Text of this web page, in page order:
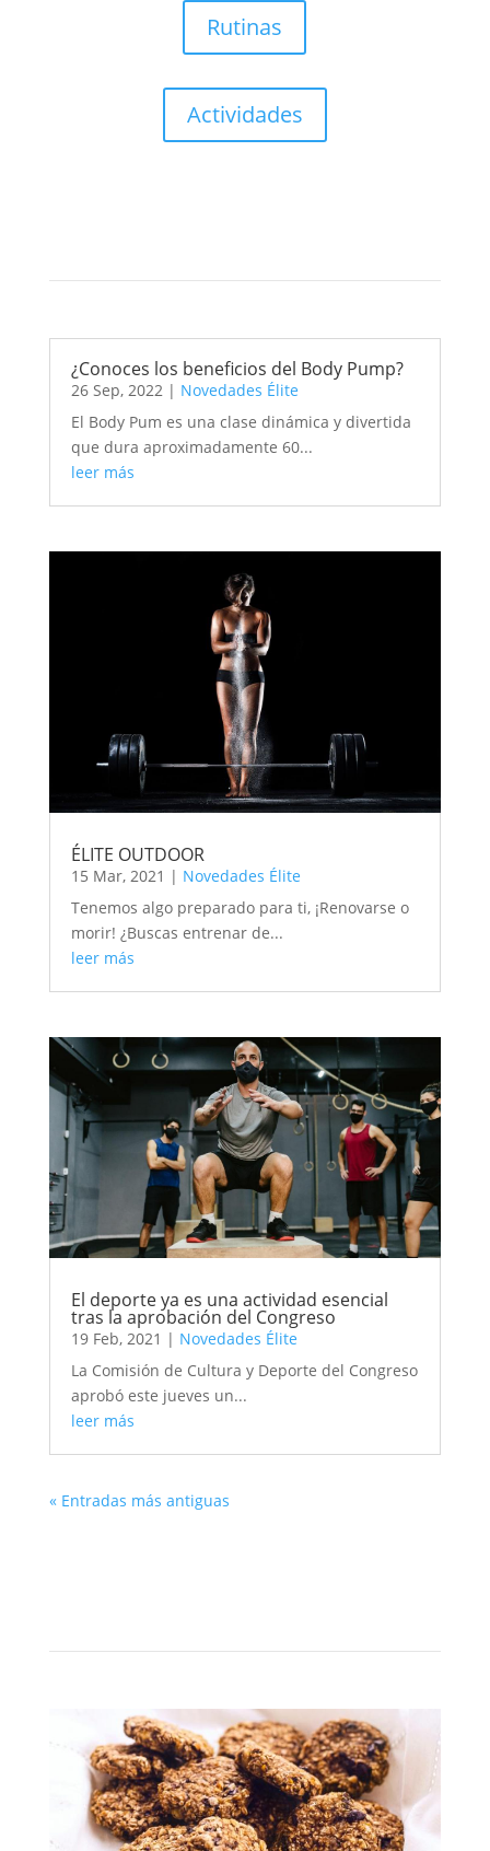
Rutinas
Actividades
¿Conoces los beneficios del Body Pump?
26 Sep, 2022| Novedades Élite
El Body Pum es una clase dinámica y divertida
que dura aproximadamente 60...
leer más
ÉLITE OUTDOOR
15 Mar, 2021 | Novedades Élite
Tenemos algo preparado para ti, ¡Renovarse o
morir! ¿Buscas entrenar de...
leer más
El deporte ya es una actividad esencial
tras la aprobación del Congreso
19 Feb, 2021 | Novedades Élite
La Comisión de Cultura y Deporte del Congreso
aprobó este jueves un...
leer más
« Entradas más antiguas